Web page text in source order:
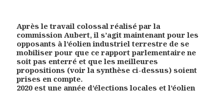
Après le travail colossal réalisé par la
commission Aubert, il s’agit maintenant pour les
opposants à l’éolien industriel terrestre de se
mobiliser pour que ce rapport parlementaire ne
soit pas enterré et que les meilleures
propositions (voir la synthèse ci-dessus) soient
prises en compte.
2020 est une année d’élections locales et l’éolien